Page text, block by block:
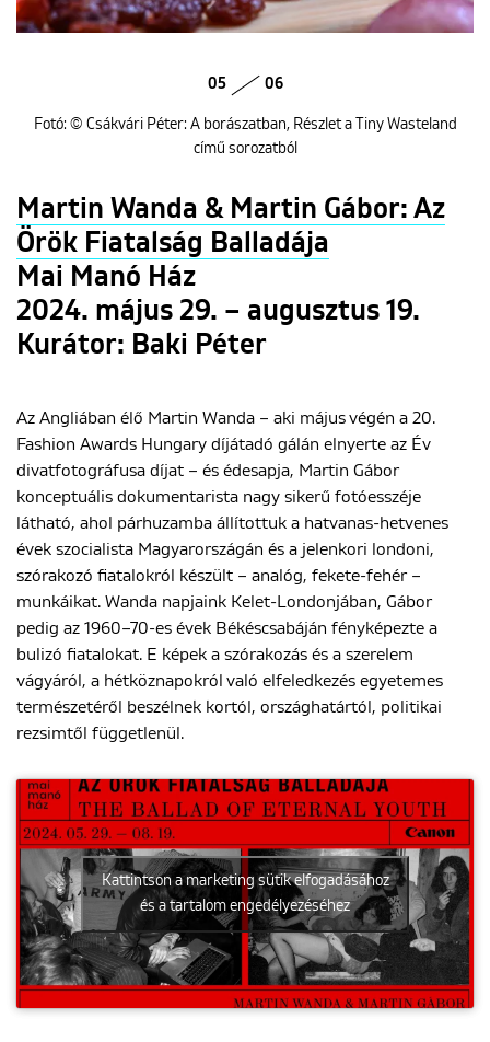
05 06
Fotó: © Csákvári Péter: A borászatban, Részlet a Tiny Wasteland
című sorozatból
Martin Wanda & Martin Gábor: Az
Örök Fiatalság Balladája
Mai Manó Ház
2024. május 29. – augusztus 19.
Kurátor: Baki Péter
Az Angliában élő Martin Wanda – aki május végén a 20.
Fashion Awards Hungary díjátadó gálán elnyerte az Év
divatfotográfusa díjat – és édesapja, Martin Gábor
konceptuális dokumentarista nagy sikerű fotóesszéje
látható, ahol párhuzamba állítottuk a hatvanas-hetvenes
évek szocialista Magyarországán és a jelenkori londoni,
szórakozó fiatalokról készült – analóg, fekete-fehér –
munkáikat. Wanda napjaink Kelet-Londonjában, Gábor
pedig az 1960–70-es évek Békéscsabáján fényképezte a
bulizó fiatalokat. E képek a szórakozás és a szerelem
vágyáról, a hétköznapokról való elfeledkezés egyetemes
természetéről beszélnek kortól, országhatártól, politikai
rezsimtől függetlenül.
Kattintson a marketing sütik elfogadásához
és a tartalom engedélyezéséhez